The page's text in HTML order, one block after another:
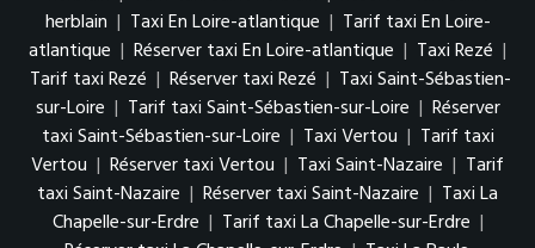
herblain | Taxi En Loire-atlantique | Tarif taxi En Loire-
atlantique | Réserver taxi En Loire-atlantique | Taxi Rezé |
Tarif taxi Rezé | Réserver taxi Rezé | Taxi Saint-Sébastien-
sur-Loire | Tarif taxi Saint-Sébastien-sur-Loire | Réserver
taxi Saint-Sébastien-sur-Loire | Taxi Vertou | Tarif taxi
Vertou | Réserver taxi Vertou | Taxi Saint-Nazaire | Tarif
taxi Saint-Nazaire | Réserver taxi Saint-Nazaire | Taxi La
Chapelle-sur-Erdre | Tarif taxi La Chapelle-sur-Erdre |